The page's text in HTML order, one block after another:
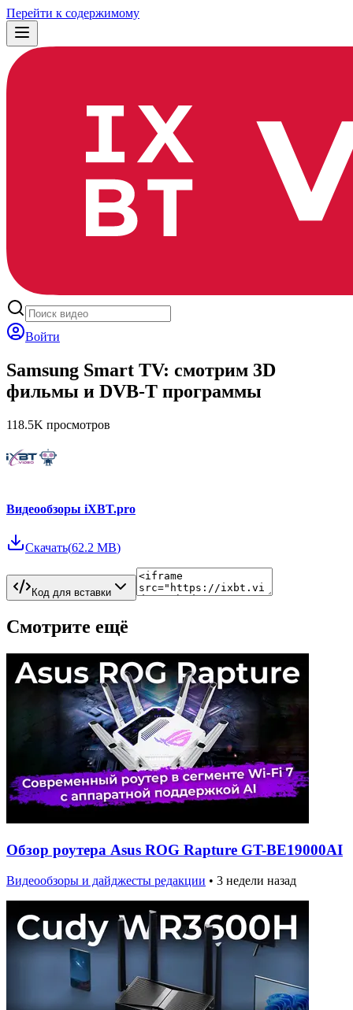
Перейти к содержимому
Войти
Samsung Smart TV: смотрим 3D
фильмы и DVB-T программы
118.5K просмотров
Видеообзоры iXBT.pro
Скачать(62.2 MB)
Код для вставки
Смотрите ещё
Обзор роутера Asus ROG Rapture GT-BE19000AI
Видеообзоры и дайджесты редакции • 3 недели назад